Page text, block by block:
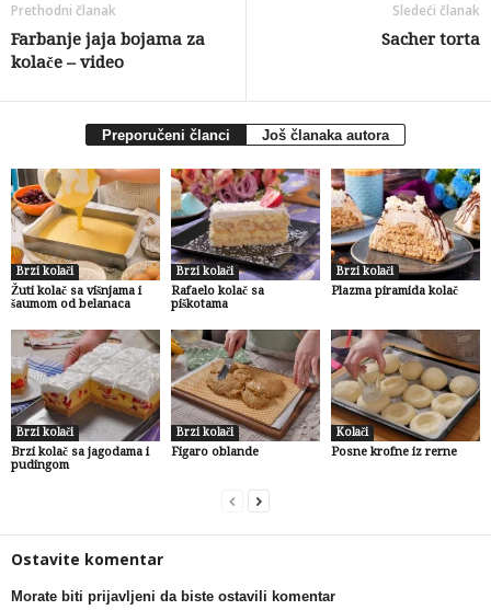
Prethodni članak
Farbanje jaja bojama za
kolače – video
Sledeći članak
Sacher torta
Preporučeni članci Još članaka autora
Brzi kolači
Žuti kolač sa višnjama i
šaumom od belanaca
Brzi kolači
Rafaelo kolač sa
piškotama
Brzi kolači
Plazma piramida kolač
Brzi kolači
Brzi kolač sa jagodama i
pudingom
Brzi kolači
Figaro oblande
Kolači
Posne krofne iz rerne
Ostavite komentar
Morate biti prijavljeni da biste ostavili komentar